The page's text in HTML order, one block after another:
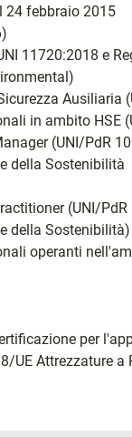
24 febbraio 2015
11720:2018 e
Ausiliaria
in ambito HSE
(UNI/PdR
della Sostenibilità
(UNI/
della Sostenibilità)
operanti
per
UE Attrezzature a